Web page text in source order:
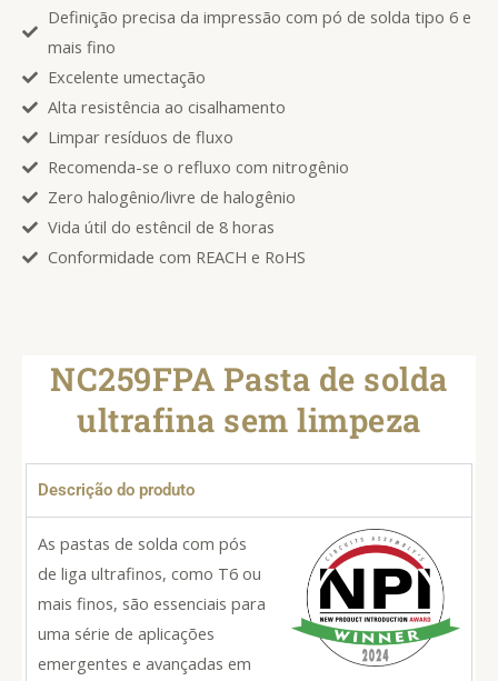
Definição precisa da impressão com pó de solda tipo 6 e
mais fino
Excelente umectação
Alta resistência ao cisalhamento
Limpar resíduos de fluxo
Recomenda-se o refluxo com nitrogênio
Zero halogênio/livre de halogênio
Vida útil do estêncil de 8 horas
Conformidade com REACH e RoHS
NC259FPA Pasta de solda
ultrafina sem limpeza
Descrição do produto
As pastas de solda com pós
de liga ultrafinos, como T6 ou
mais finos, são essenciais para
uma série de aplicações
emergentes e avançadas em